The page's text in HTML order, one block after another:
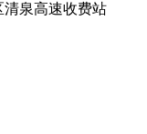
泉高速收费站